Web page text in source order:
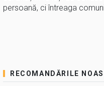
persoană, ci întreaga
RECOMANDĂRILE